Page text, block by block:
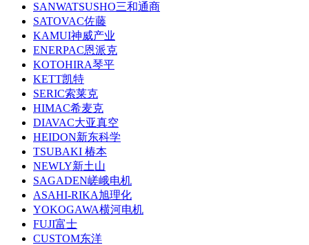
SANWATSUSHO三和通商
SATOVAC佐藤
KAMUI神威产业
ENERPAC恩派克
KOTOHIRA琴平
KETT凯特
SERIC索莱克
HIMAC希麦克
DIAVAC大亚真空
HEIDON新东科学
TSUBAKI 椿本
NEWLY新土山
SAGADEN嵯峨电机
ASAHI-RIKA旭理化
YOKOGAWA横河电机
FUJI富士
CUSTOM东洋